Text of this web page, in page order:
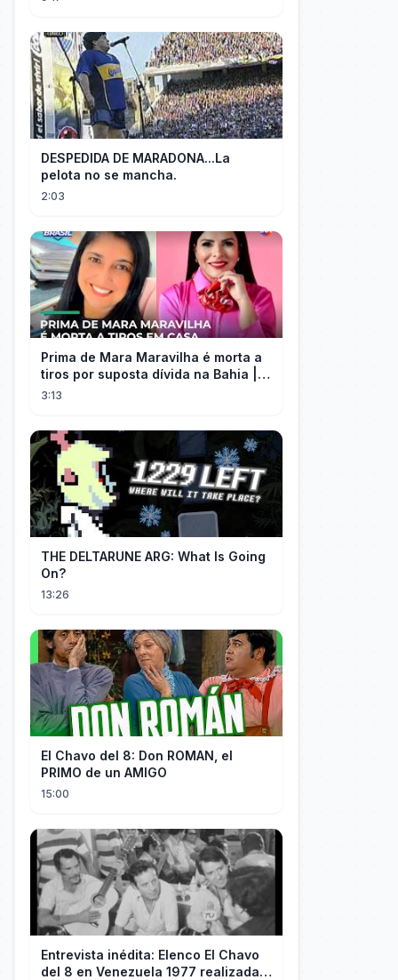
DESPEDIDA DE MARADONA...La
pelota no se mancha.
2:03
Prima de Mara Maravilha é morta a
tiros por suposta dívida na Bahia |
#SeLigaBrasil
3:13
THE DELTARUNE ARG: What Is Going
On?
13:26
El Chavo del 8: Don ROMAN, el
PRIMO de un AMIGO
15:00
Entrevista inédita: Elenco El Chavo
del 8 en Venezuela 1977 realizada